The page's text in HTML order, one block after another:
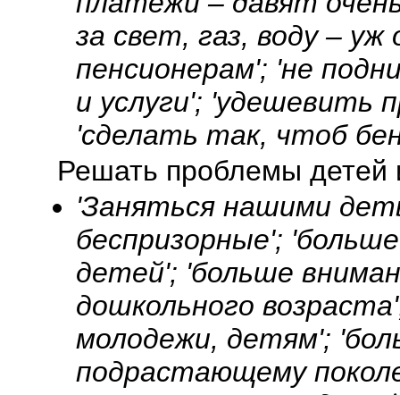
за свет, газ, воду –
пенсионерам'; 'не
и услуги'; 'удешевить
'сделать так, чтоб
Решать проблемы детей
'Заняться нашими
беспризорные';
детей'; 'больше
дошкольного
молодежи, детям';
подрастающему